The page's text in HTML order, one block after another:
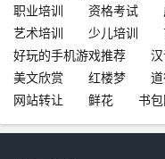
职业培训
资格考试
艺术培训
少儿培训
好玩的手机游戏推荐
美文欣赏
红楼梦
网站转让
鲜花 书